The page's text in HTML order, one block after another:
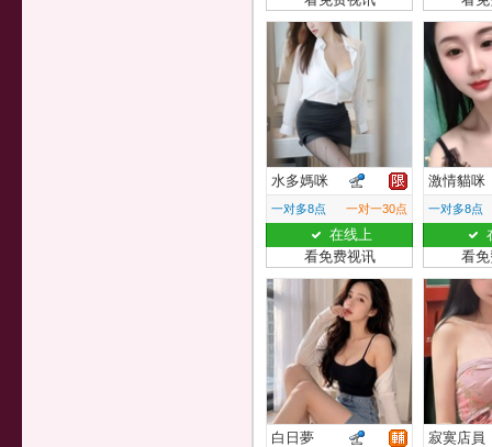
水多媽咪
一对多8点 一对一30点
在线上
看免费视讯
激情貓咪
一对多8点
看
白日夢 寂寞店員